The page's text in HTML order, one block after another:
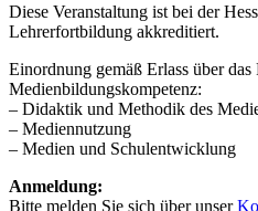
Diese Veranstaltung ist bei der
Lehrerfortbildung akkreditiert.
Einordnung gemäß Erlass über
Medienbildungskompetenz:
– Didaktik und Methodik des
– Mediennutzung
– Medien und Schulentwicklung
Anmeldung:
Bitte melden Sie sich über unser